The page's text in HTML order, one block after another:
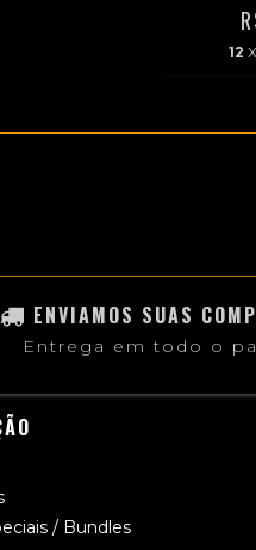
12
ENVIAMOS SUAS
Entrega em todo o
/ Bundles